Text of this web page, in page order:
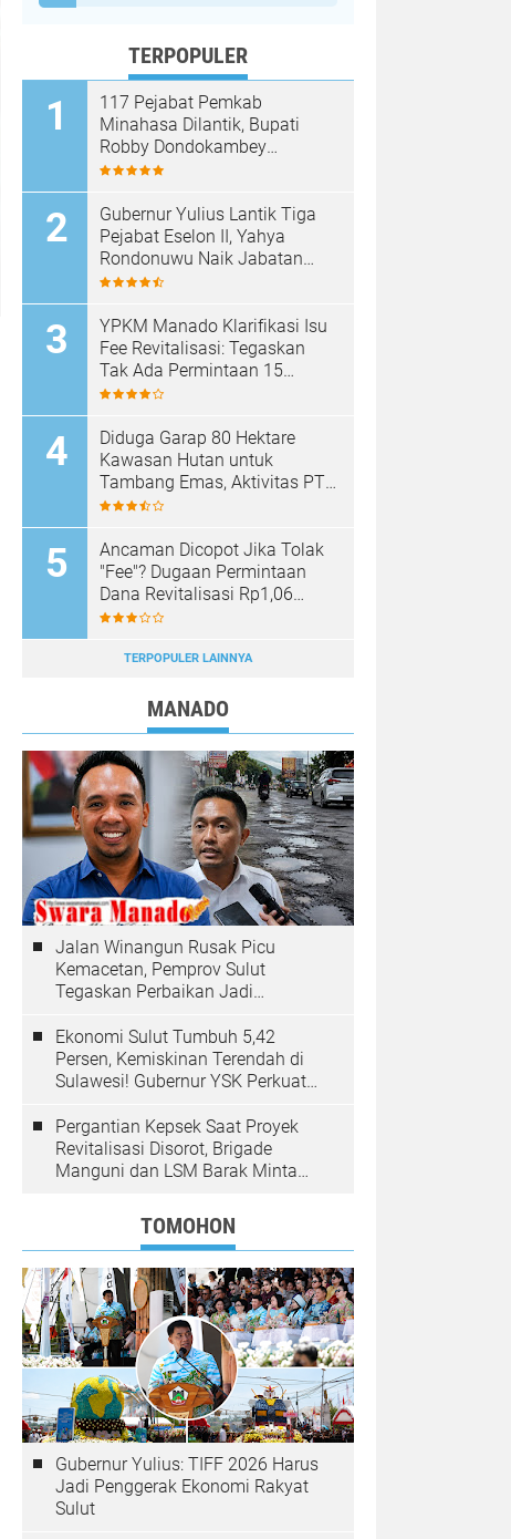
TERPOPULER
117 Pejabat Pemkab
Minahasa Dilantik, Bupati
Robby Dondokambey
Tekankan Integritas dan
Gubernur Yulius Lantik Tiga
Pejabat Eselon II, Yahya
Rondonuwu Naik Jabatan
Pimpin Dinas Pendidikan
YPKM Manado Klarifikasi Isu
Fee Revitalisasi: Tegaskan
Tak Ada Permintaan 15
Persen, Pergantian Kepsek
Diduga Garap 80 Hektare
Kawasan Hutan untuk
Tambang Emas, Aktivitas PT
Sinar Mobagu Group Diselidiki
Ancaman Dicopot Jika Tolak
"Fee"? Dugaan Permintaan
Dana Revitalisasi Rp1,06
Miliar di SMK YPKM Manado
Tipikor
TERPOPULER LAINNYA
MANADO
Jalan Winangun Rusak Picu
Kemacetan, Pemprov Sulut
Tegaskan Perbaikan Jadi
Ekonomi Sulut Tumbuh 5,42
Persen, Kemiskinan Terendah di
Sulawesi! Gubernur YSK Perkuat
Rakyat
Pergantian Kepsek Saat Proyek
Revitalisasi Disorot, Brigade
Manguni dan LSM Barak Minta
TOMOHON
Gubernur Yulius: TIFF 2026 Harus
Jadi Penggerak Ekonomi Rakyat
Sulut